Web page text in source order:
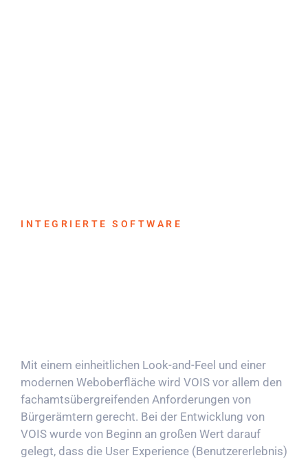
INTEGRIERTE SOFTWARE
Mit einem einheitlichen Look-and-Feel und einer
modernen Weboberfläche wird VOIS vor allem den
fachamtsübergreifenden Anforderungen von
Bürgerämtern gerecht. Bei der Entwicklung von
VOIS wurde von Beginn an großen Wert darauf
gelegt, dass die User Experience (Benutzererlebnis)